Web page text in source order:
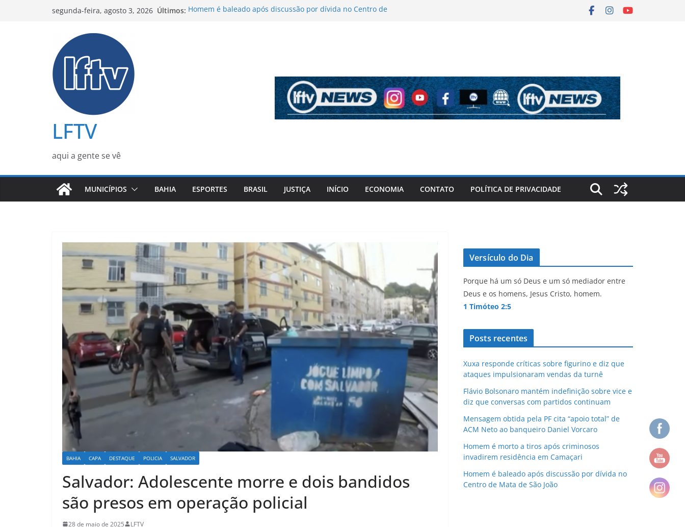
segunda-feira, agosto 3, 2026 Últimos: Homem é baleado após discussão por dívida no Centro de
banqueiro Daniel Vorcaro
Homem é morto a tiros após criminosos invadirem
LFTV
aqui a gente se vê
MUNICÍPIOS BAHIA ESPORTES BRASIL JUSTIÇA INÍCIO ECONOMIA CONTATO POLÍTICA DE PRIVACIDADE
BAHIA CAPA DESTAQUE POLICIA SALVADOR
Salvador: Adolescente morre e dois bandidos
são presos em operação policial
28 de maio de 2025 LFTV
Versículo do Dia
Porque há um só Deus e um só mediador entre
Deus e os homens, Jesus Cristo, homem.
1 Timóteo 2:5
Posts recentes
Xuxa responde críticas sobre figurino e diz que
ataques impulsionaram vendas da turnê
Flávio Bolsonaro mantém indefinição sobre vice e
diz que conversas com partidos continuam
Mensagem obtida pela PF cita “apoio total” de
ACM Neto ao banqueiro Daniel Vorcaro
Homem é morto a tiros após criminosos
invadirem residência em Camaçari
Homem é baleado após discussão por dívida no
Centro de Mata de São João